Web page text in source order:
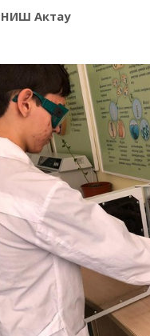
НИШ Актау